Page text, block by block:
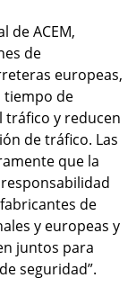
de ACEM,
de
europeas,
tiempo de
tráfico y reducen
de tráfico. Las
que la
de
y europeas y
juntos para
seguridad”.